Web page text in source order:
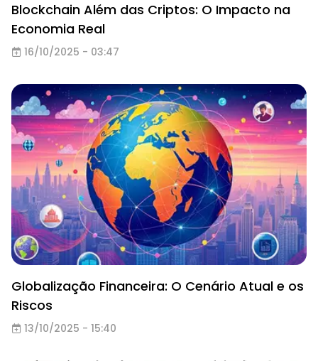
Blockchain Além das Criptos: O Impacto na
Economia Real
16/10/2025 - 03:47
Globalização Financeira: O Cenário Atual e os
Riscos
13/10/2025 - 15:40